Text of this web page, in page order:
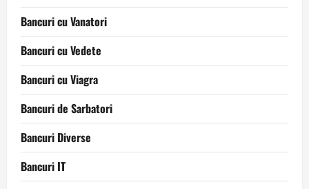
Bancuri cu Vanatori
Bancuri cu Vedete
Bancuri cu Viagra
Bancuri de Sarbatori
Bancuri Diverse
Bancuri IT